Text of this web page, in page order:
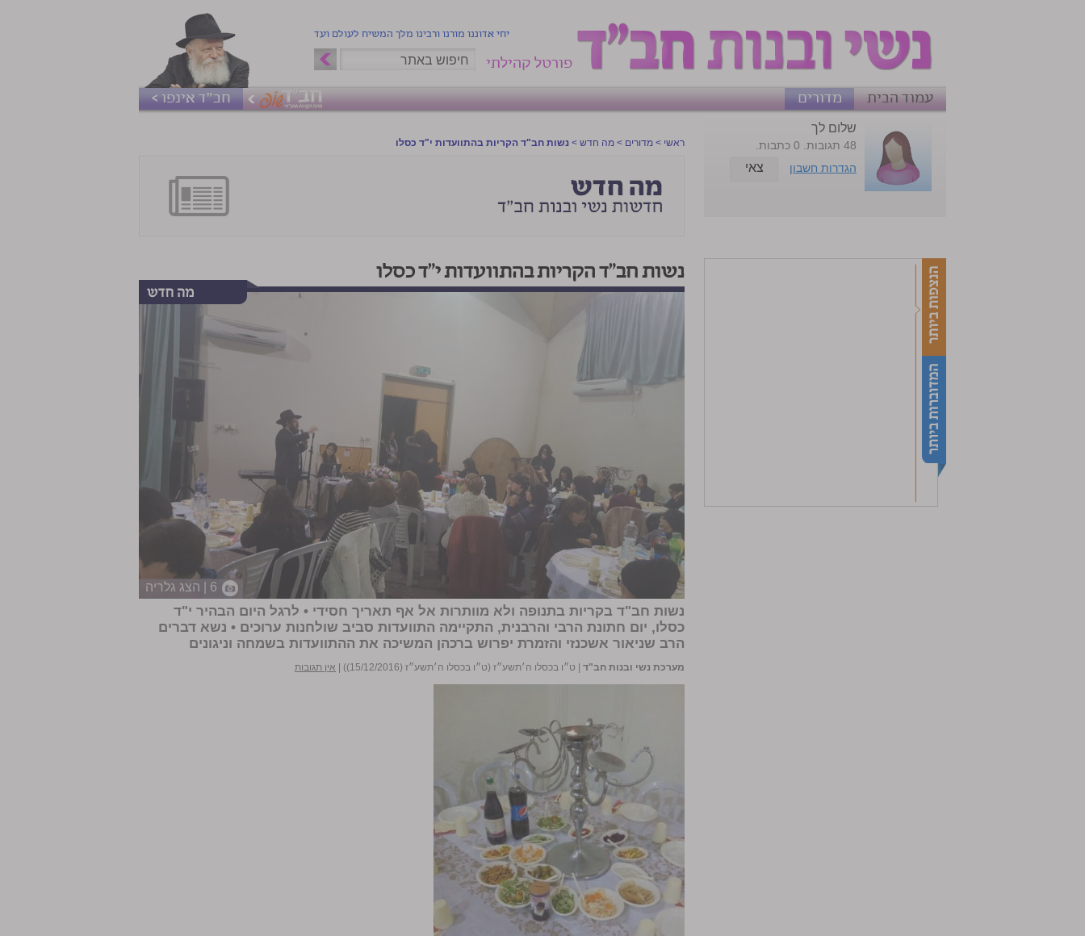
יחי אדוננו מורנו ורבינו מלך המשיח לעולם ועד
פורטל קהילתי
עמוד הבית
מדורים חב"ד אינפו >
ראשי > מדורים > מה חדש > נשות חב"ד הקריות בהתוועדות י"ד כסלו
נשות חב"ד הקריות בהתוועדות י"ד כסלו
6 | הצג גלריה
נשות חב"ד בקריות בתנופה ולא מוותרות אל אף תאריך חסידי • לרגל היום הבהיר י"ד
כסלו, יום חתונת הרבי והרבנית, התקיימה התוועדות סביב שולחנות ערוכים • נשא דברים
הרב שניאור אשכנזי והזמרת יפרוש ברכהן המשיכה את ההתוועדות בשמחה וניגונים
מערכת נשי ובנות חב"ד ט״ו בכסלו ה׳תשע״ז (ט״ו בכסלו ה׳תשע״ז (15/12/2016)) אין תגובות
שלום לך
48 תגובות. 0 כתבות.
הגדרות חשבון
צאי